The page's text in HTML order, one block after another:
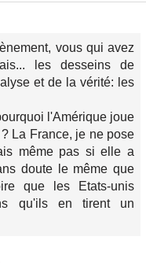
vous qui avez
les desseins de
et de la vérité: les
l'Amérique joue
La France, je ne pose
même pas si elle a
doute le même que
que les Etats-unis
qu'ils en tirent un